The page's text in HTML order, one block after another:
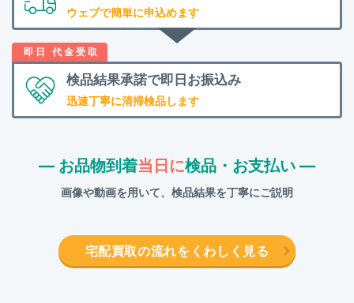
ウェブで簡単に申込めます
検品結果承諾で即日お振込み
迅速丁寧に清掃検品します
― お品物到着当日に検品・お支払い ―
画像や動画を用いて、検品結果を丁寧にご説明
宅配買取の流れをくわしく見る